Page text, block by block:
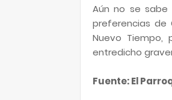
Aún no se
preferencias de
Nuevo
entredicho
Fuente: El